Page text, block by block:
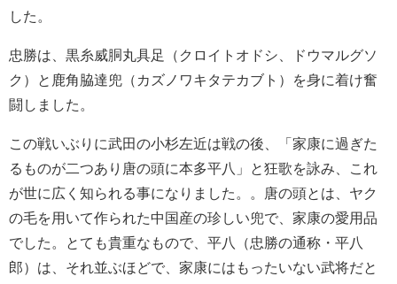
した。
忠勝は、黒糸威胴丸具足（クロイトオドシ、ドウマルグソ
ク）と鹿角脇達兜（カズノワキタテカブト）を身に着け奮
闘しました。
この戦いぶりに武田の小杉左近は戦の後、「家康に過ぎた
るものが二つあり唐の頭に本多平八」と狂歌を詠み、これ
が世に広く知られる事になりました。。唐の頭とは、ヤク
の毛を用いて作られた中国産の珍しい兜で、家康の愛用品
でした。とても貴重なもので、平八（忠勝の通称・平八
郎）は、それ並ぶほどで、家康にはもったいない武将だと